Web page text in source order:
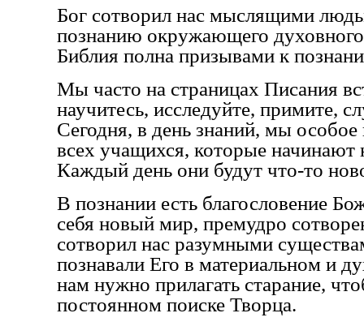
Бог сотворил нас мыслящими
познанию окружающего
Библия полна призывами к
Мы часто на страницах Писания
научитесь, исследуйте, примите,
Сегодня, в день знаний, мы
всех учащихся, которые
Каждый день они будут что-то
В познании есть благословение
себя новый мир, премудро
сотворил нас разумными
познавали Его в материальном и
нам нужно прилагать старание,
постоянном поиске Творца.